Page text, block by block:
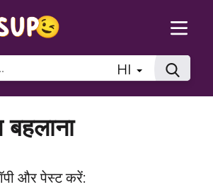
HI
बहलाना
और पेस्ट करें: